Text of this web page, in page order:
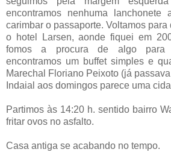
encontramos nenhuma
carimbar o passaporte. Voltamos para
o hotel Larsen, aonde fiquei em
fomos a procura de algo para
encontramos um buffet simples e
Marechal Floriano Peixoto (já
Indaial aos domingos parece uma
Partimos às 14:20 h. sentido bairro
fritar ovos no asfalto.
Casa antiga se acabando no tempo.